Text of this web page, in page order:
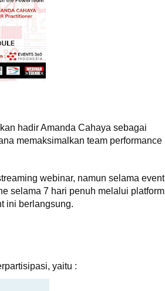
hadir Amanda Cahaya sebagai
memaksimalkan team performance
webinar, namun selama event
selama 7 hari penuh melalui platform
ini berlangsung.
yaitu :